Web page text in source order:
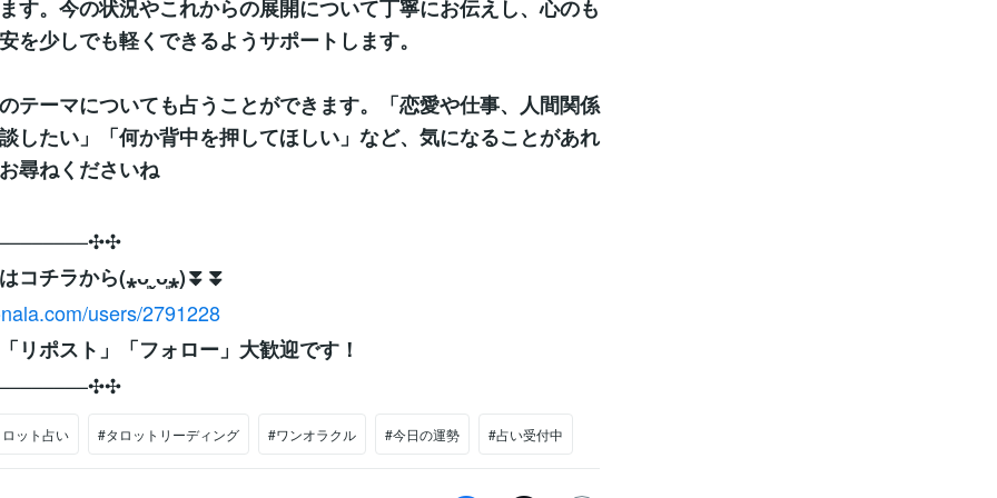
す。今の状況やこれからの展開について丁寧にお伝えし、心のも
を少しでも軽くできるようサポートします。
テーマについても占うことができます。「恋愛や仕事、人間関係
したい」「何か背中を押してほしい」など、気になることがあれ
尋ねくださいね
コチラから(⁎ᴗ͈ˬᴗ͈⁎)⏬⏬
users/2791228
リポスト」「フォロー」大歓迎です！
ット占い #タロットリーディング #ワンオラクル #今日の運勢 #占い受付中